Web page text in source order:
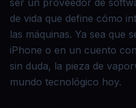
ser un proveedor de
de vida que define cómo
las máquinas. Ya sea que
iPhone o en un cuento
sin duda, la pieza de
mundo tecnológico hoy.